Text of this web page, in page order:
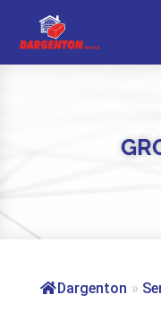
Dargenton »